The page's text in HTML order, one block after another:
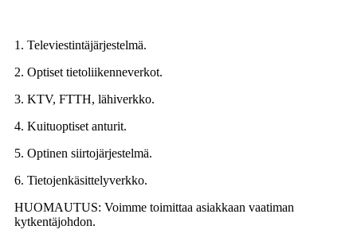
1. Televiestintäjärjestelmä.
2. Optiset tietoliikenneverkot.
3. KTV, FTTH, lähiverkko.
4. Kuituoptiset anturit.
5. Optinen siirtojärjestelmä.
6. Tietojenkäsittelyverkko.
HUOMAUTUS: Voimme toimittaa asiakkaan vaatiman
kytkentäjohdon.